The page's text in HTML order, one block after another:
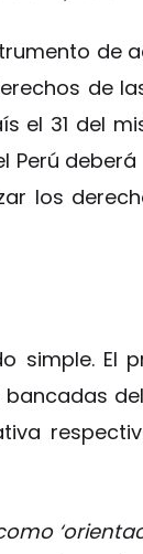
de
de
el 31 del
Perú deberá
los
simple. El